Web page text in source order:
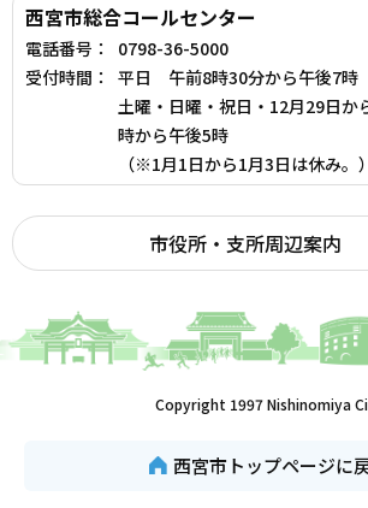
西宮市総合コールセンター
電話番号：
0798-36-5000
受付時間：
平日 午前8時30分から午後7時
土曜・日曜・祝日・12月29日
時から午後5時
（※1月1日から1月3日は休み。）
市役所・支所周辺案内
Copyright 1997 Nishinomiya
西宮市トップページに